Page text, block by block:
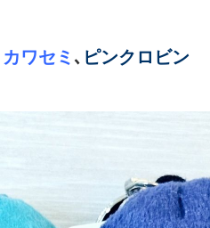
カワセミ ､ ピンクロビン